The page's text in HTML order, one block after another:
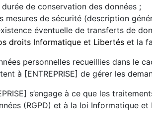
durée de conservation des données ;
mesures de sécurité (description
éventuelle de transferts de
droits Informatique et Libertés et la
personnelles recueillies dans le
à [ENTREPRISE] de gérer les
s’engage à ce que les
(RGPD) et à la loi Informatique et